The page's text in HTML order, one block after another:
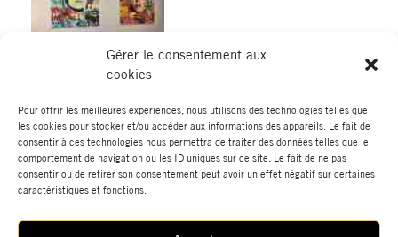
Gérer le consentement aux
cookies
Pour offrir les meilleures expériences, nous utilisons des technologies telles que
les cookies pour stocker et/ou accéder aux informations des appareils. Le fait de
consentir à ces technologies nous permettra de traiter des données telles que le
comportement de navigation ou les ID uniques sur ce site. Le fait de ne pas
consentir ou de retirer son consentement peut avoir un effet négatif sur certaines
caractéristiques et fonctions.
Élément de portfolio
précédent
Élément de portfolio suivant